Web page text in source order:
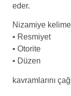
eder.
Nizamiye
• Resmiyet
• Otorite
• Düzen
kavramlarını